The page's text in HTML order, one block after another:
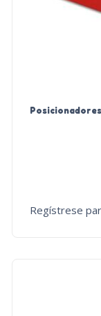
Regístrese